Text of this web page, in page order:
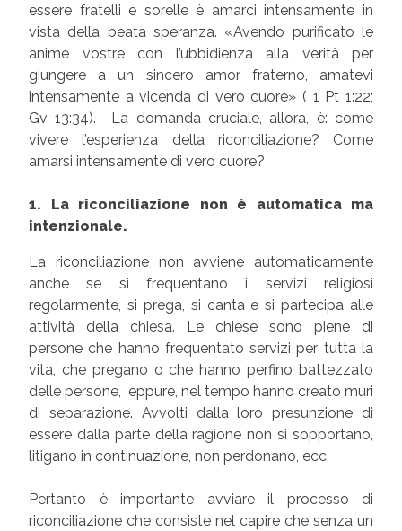
essere fratelli e sorelle è amarci intensamente in
vista della beata speranza. «Avendo purificato le
anime vostre con l’ubbidienza alla verità per
giungere a un sincero amor fraterno, amatevi
intensamente a vicenda di vero cuore» ( 1 Pt 1:22;
Gv 13:34). La domanda cruciale, allora, è: come
vivere l’esperienza della riconciliazione? Come
amarsi intensamente di vero cuore?
1. La riconciliazione non è automatica ma
intenzionale.
La riconciliazione non avviene automaticamente
anche se si frequentano i servizi religiosi
regolarmente, si prega, si canta e si partecipa alle
attività della chiesa. Le chiese sono piene di
persone che hanno frequentato servizi per tutta la
vita, che pregano o che hanno perfino battezzato
delle persone, eppure, nel tempo hanno creato muri
di separazione. Avvolti dalla loro presunzione di
essere dalla parte della ragione non si sopportano,
litigano in continuazione, non perdonano, ecc.
Pertanto è importante avviare il processo di
riconciliazione che consiste nel capire che senza un